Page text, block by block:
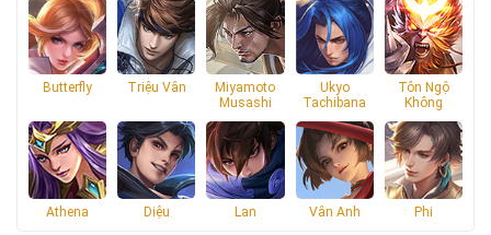
Butterfly Triệu Vân
Miyamoto
Musashi
Ukyo
Tachibana
Tôn Ngộ
Không
Athena Diệu Lan Vân Anh Phi